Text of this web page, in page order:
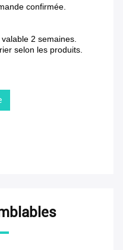
confirmée.
2 semaines.
selon les produits.